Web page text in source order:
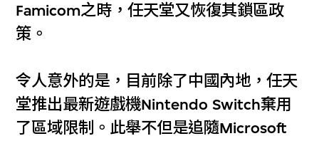
Famicom之時，任天堂又恢復其鎖區政
策。
令人意外的是，目前除了中國內地，任天
堂推出最新遊戲機Nintendo Switch棄用
了區域限制。此舉不但是追隨Microsoft